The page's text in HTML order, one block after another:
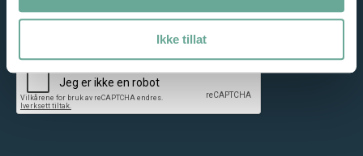
Ikke tillat
Jeg samtykker til lagring av epostadressen min. Les vår